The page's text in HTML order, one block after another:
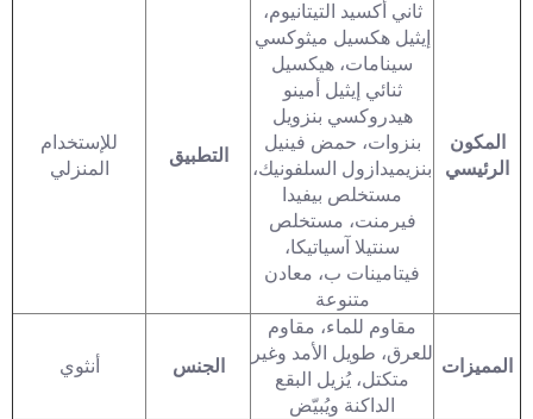
المكون
الرئيسي
ثاني أكسيد التيتانيوم،
إيثيل هكسيل ميثوكسي
سينامات، هيكسيل
ثنائي إيثيل أمينو
هيدروكسي بنزويل
بنزوات، حمض فينيل
بنزيميدازول السلفونيك،
مستخلص بيفيدا
فيرمنت، مستخلص
سنتيلا آسياتيكا،
فيتامينات ب، معادن
متنوعة
التطبيق
للإستخدام
المنزلي
المميزات
مقاوم للماء، مقاوم
للعرق، طويل الأمد وغير
متكتل، يُزيل البقع
الداكنة ويُبيّض
الجنس أنثوي